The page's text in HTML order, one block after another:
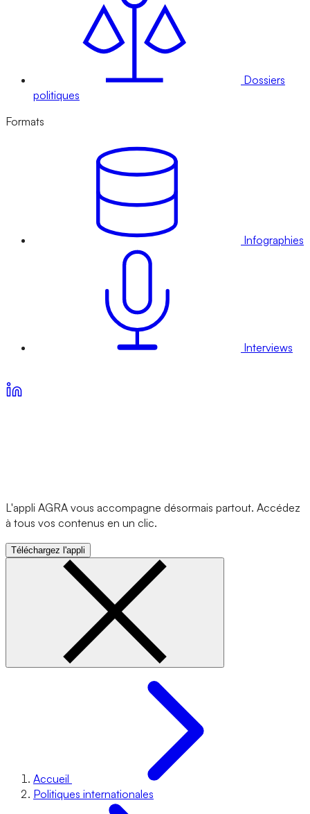
Dossiers
politiques
Formats
Infographies
Interviews
L'appli AGRA vous accompagne désormais partout. Accédez
à tous vos contenus en un clic.
Téléchargez l'appli
Accueil
Politiques internationales